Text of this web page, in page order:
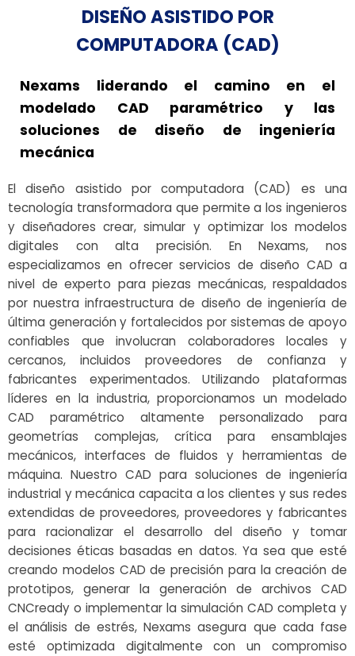
DISEÑO ASISTIDO POR
COMPUTADORA (CAD)
Nexams liderando el camino en el
modelado CAD paramétrico y las
soluciones de diseño de ingeniería
mecánica
El diseño asistido por computadora (CAD) es una
tecnología transformadora que permite a los ingenieros
y diseñadores crear, simular y optimizar los modelos
digitales con alta precisión. En Nexams, nos
especializamos en ofrecer servicios de diseño CAD a
nivel de experto para piezas mecánicas, respaldados
por nuestra infraestructura de diseño de ingeniería de
última generación y fortalecidos por sistemas de apoyo
confiables que involucran colaboradores locales y
cercanos, incluidos proveedores de confianza y
fabricantes experimentados. Utilizando plataformas
líderes en la industria, proporcionamos un modelado
CAD paramétrico altamente personalizado para
geometrías complejas, crítica para ensamblajes
mecánicos, interfaces de fluidos y herramientas de
máquina. Nuestro CAD para soluciones de ingeniería
industrial y mecánica capacita a los clientes y sus redes
extendidas de proveedores, proveedores y fabricantes
para racionalizar el desarrollo del diseño y tomar
decisiones éticas basadas en datos. Ya sea que esté
creando modelos CAD de precisión para la creación de
prototipos, generar la generación de archivos CAD
CNCready o implementar la simulación CAD completa y
el análisis de estrés, Nexams asegura que cada fase
esté optimizada digitalmente con un compromiso